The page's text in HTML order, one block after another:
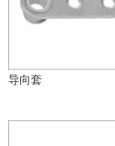
导向套